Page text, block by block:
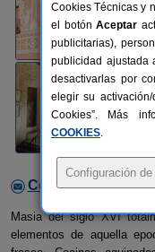
Contactar con el
Masia del siglo XVI
elementos de aquella
Cookies Técnicas y
el botónAceptar
publicitarias),
publicidad ajustada
desactivarlas por
elegir su
Cookies”. Más
COOKIES.